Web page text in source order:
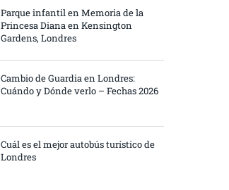
Parque infantil en Memoria de la
Princesa Diana en Kensington
Gardens, Londres
Cambio de Guardia en Londres:
Cuándo y Dónde verlo – Fechas 2026
Cuál es el mejor autobús turístico de
Londres